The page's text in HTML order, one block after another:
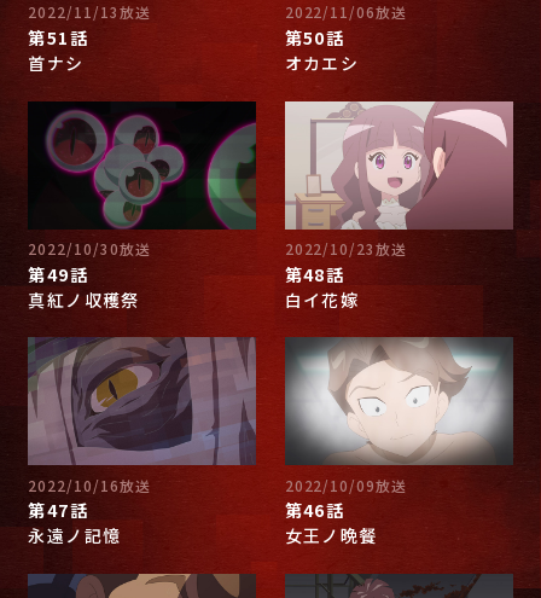
2022/11/13放送
第51話
首ナシ
2022/11/06放送
第50話
オカエシ
2022/10/30放送
第49話
真紅ノ収穫祭
2022/10/23放送
第48話
白イ花嫁
2022/10/16放送
第47話
永遠ノ記憶
2022/10/09放送
第46話
女王ノ晩餐